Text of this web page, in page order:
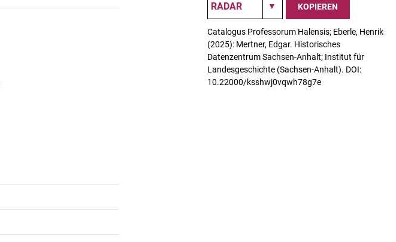
KOPIEREN
Catalogus Professorum Halensis; Eberle, Henrik
(2025): Mertner, Edgar. Historisches
Datenzentrum Sachsen-Anhalt; Institut für
Landesgeschichte (Sachsen-Anhalt). DOI:
10.22000/ksshwj0vqwh78g7e